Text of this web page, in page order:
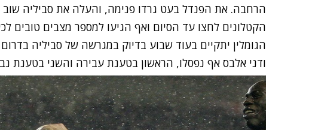
הרחבה. את הפנדל בעט גרדו פנימה, והעלה את סביליה שוב
הקטלונים לחצו עד הסיום ואף הגיעו למספר מצבים טובים
הגומלין יתקיים בעוד שבוע בדיוק במגרשה של סביליה
ודני אלבס אף נפסלו, הראשון בטענת עבירה והשני בטענת